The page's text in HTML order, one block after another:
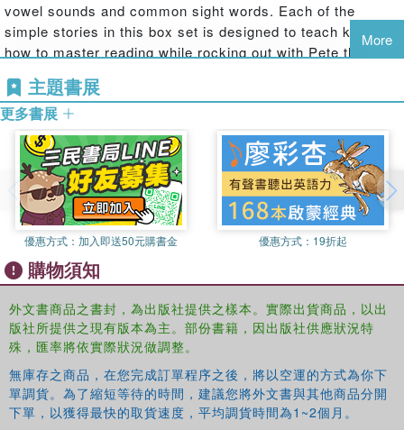
vowel sounds and common sight words. Each of the
simple stories in this box set is designed to teach kids
how to master reading while rocking out with Pete the Cat.
Phonics teaches children the relationship between letters
and the sounds they make. A child who has mastered
these relationships has an excellent foundation for
learning to read and spell. According to the National
Institute of Child Health & Human Development, a child
who has learned phonics has a method to recognize
familiar words and “decode” unfamiliar ones. Correlates to
the Common Core State Standards in English Language
Arts.
商品除瑕疵品外，恕不接受退換貨
因拍攝略有色差，圖片僅供參考，顏色請以實際收到商品為準
More
主題書展
更多書展
優惠方式： 加入即送50元購書金 優惠方式： 19折起
購物須知
外文書商品之書封，為出版社提供之樣本。實際出貨商品，以出
版社所提供之現有版本為主。部份書籍，因出版社供應狀況特
殊，匯率將依實際狀況做調整。
無庫存之商品，在您完成訂單程序之後，將以空運的方式為你下
單調貨。為了縮短等待的時間，建議您將外文書與其他商品分開
下單，以獲得最快的取貨速度，平均調貨時間為1~2個月。